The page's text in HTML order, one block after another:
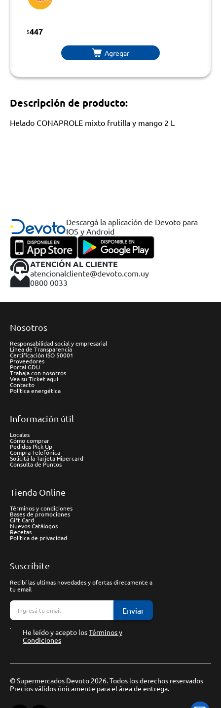
$447
Agregar
Descripción de producto:
Helado CONAPROLE mixto frutilla y mango 2 L
Descargá la aplicación de Devoto para
IOS y Android
ATENCIÓN AL CLIENTE
atencionalcliente@devoto.com.uy
0800 0033
Nosotros
Responsabilidad social y empresarial
Línea de Transparencia
Certificación ISO 50001
Proveedores
Portal GDU
Trabaja con nosotros
Vea su Ticket aquí
Contacto
Política energética
Información útil
Locales
Cómo comprar
Pedidos Pick Up
Compra Telefónica
Solicitá la Tarjeta Hipercard
Consulta de Puntos
Tienda Online
Términos y condiciones
Bases de promociones
Gift Card
Nuevos Catálogos
Recetas
Política de privacidad
Suscríbite
Recibí las ultimas novedades y ofertas direcamente a
tu email
Enviar
He leído y acepto losTérminos y
Condiciones
© Supermercados Devoto 2026. Todos los derechos reservados
Precios válidos únicamente para el área de entrega.